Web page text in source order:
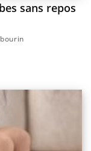
sans repos